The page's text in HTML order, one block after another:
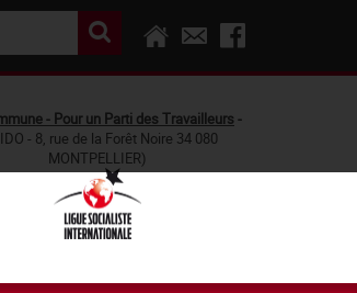
- Pour un Parti des Travailleurs -
- 8, rue de la Forêt Noire 34 080
MONTPELLIER)